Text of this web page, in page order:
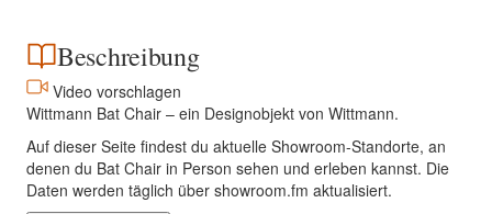
Beschreibung
Video vorschlagen
Wittmann Bat Chair – ein Designobjekt von Wittmann.
Auf dieser Seite findest du aktuelle Showroom-Standorte, an
denen du Bat Chair in Person sehen und erleben kannst. Die
Daten werden täglich über showroom.fm aktualisiert.